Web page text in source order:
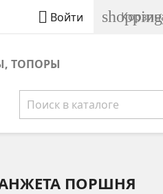
 Войти
ТОПОРЫ
ПОРШНЯ